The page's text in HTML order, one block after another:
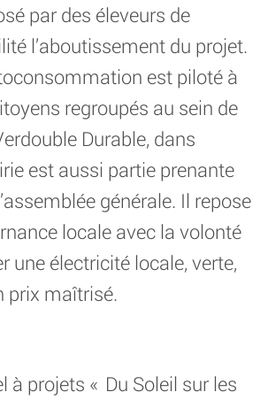
par des éleveurs de
l’aboutissement du projet.
est piloté à
regroupés au sein de
Durable, dans
est aussi partie prenante
générale. Il repose
locale avec la volonté
une électricité locale, verte,
prix maîtrisé.
à projets « Du Soleil sur les